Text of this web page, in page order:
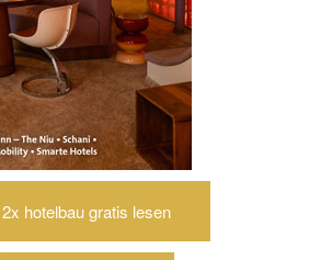
2x hotelbau gratis lesen